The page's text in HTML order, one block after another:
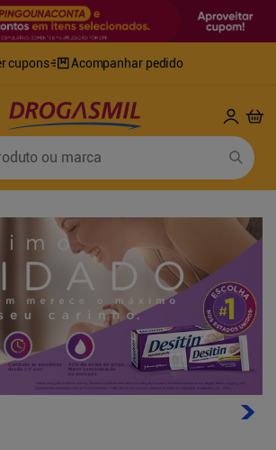
cupons Acompanhar pedido
ou marca
8
9º
fralda xg
10
shampoo